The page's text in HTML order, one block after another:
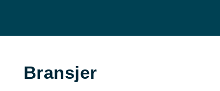
Bransjer